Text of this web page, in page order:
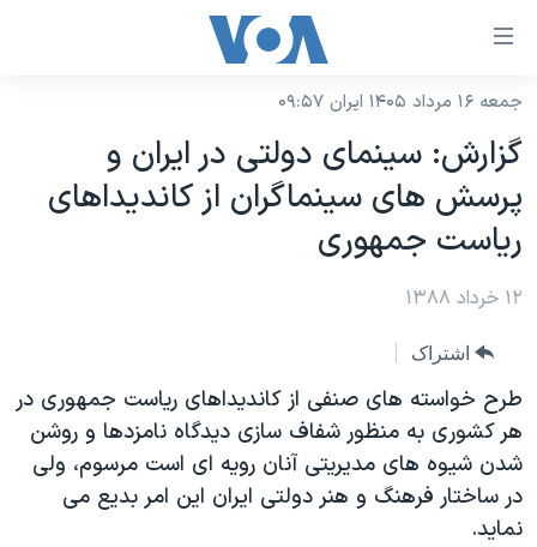
لینکهای
دسترسی
جهش
محتوای
اصلی
صفحه
جهش
به
جستجو
نسخه سبک وب‌سایت
موضوع ها
آمریکا
جهان
ورزشی
گزیده‌ها
ویژه برنامه‌ها
برنامه های تلویزیونی
جدول برنامه ها
صفحه‌های ویژه
جام جهانی ۲۰۲۶
عملیات خشم حماسی
۲۵۰سالگی آمریکا
فرکانس‌های صدای آمریکا
پخش رادیویی
یادگیری زبان انگلیسی
جمعه ۱۶ مرداد ۱۴۰۵ ایران ۰۹:۵۷
گزارش: سینمای دولتی در ایران و
پرسش های سینماگران از کاندیداهای
ریاست جمهوری
۱۲ خرداد ۱۳۸۸
اشتراک
طرح خواسته های صنفی از کاندیداهای ریاست جمهوری در
هر کشوری به منظور شفاف سازی دیدگاه نامزدها و روشن
شدن شیوه های مدیریتی آنان رویه ای است مرسوم، ولی
در ساختار فرهنگ و هنر دولتی ایران این امر بدیع می
نماید.